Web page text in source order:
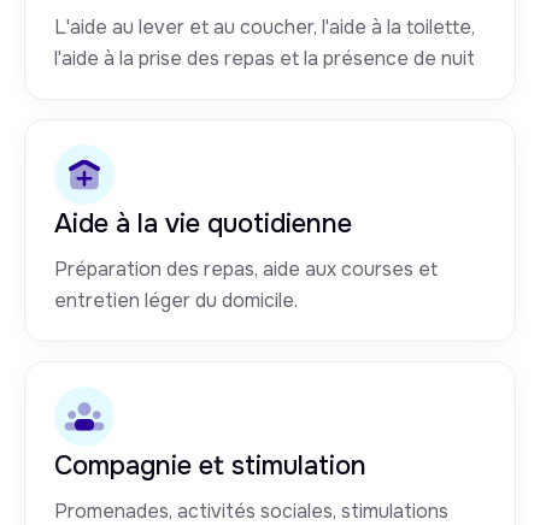
L'aide au lever et au coucher, l'aide à la toilette,
l'aide à la prise des repas et la présence de nuit
Aide à la vie quotidienne
Préparation des repas, aide aux courses et
entretien léger du domicile.
Compagnie et stimulation
Promenades, activités sociales, stimulations